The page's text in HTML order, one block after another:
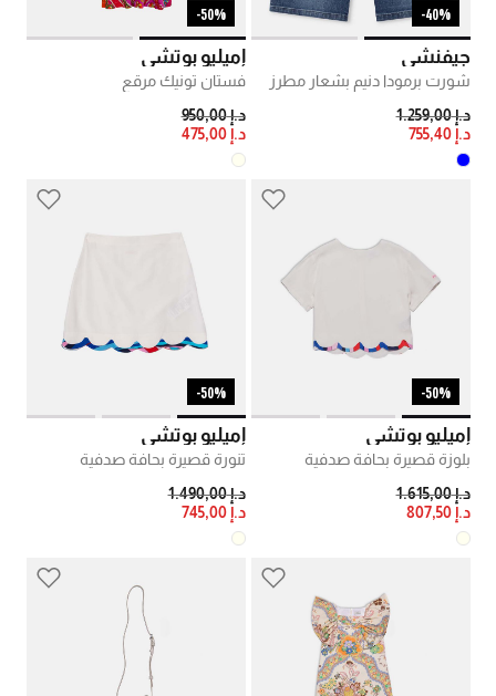
40%-
جيفنشي
شورت برمودا دنيم بشعار مطرز
PRICE REDUCED FROM
د.إ 1.259,00
د.إ 755,40
50%-
إميليو بوتشي
فستان تونيك مرقع
PRICE REDUCED FROM
د.إ 950,00
TO
د.إ 475,00
50%-
إميليو بوتشي
بلوزة قصيرة بحافة صدفية
PRICE REDUCED FROM
د.إ 1.615,00
د.إ 807,50
50%-
إميليو بوتشي
تنورة قصيرة بحافة صدفية
PRICE REDUCED FROM
د.إ 1.490,00
د.إ 745,00